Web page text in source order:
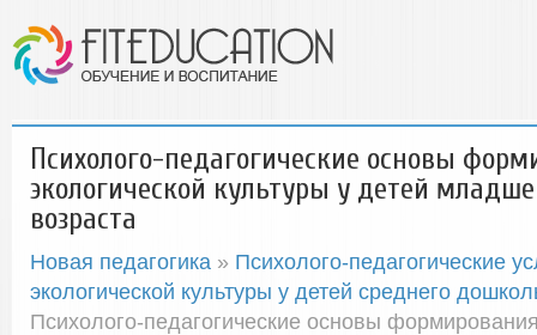
Психолого-педагогические основы
экологической культуры у детей
возраста
Новая педагогика » Психолого-педагогические
экологической культуры у детей среднего
Психолого-педагогические основы